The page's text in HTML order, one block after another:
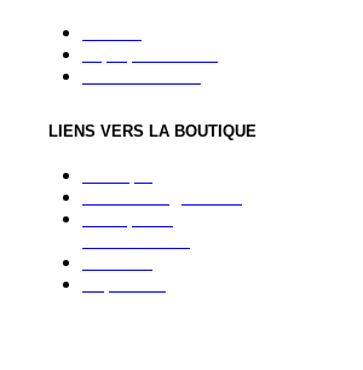
LIENS VERS LA BOUTIQUE